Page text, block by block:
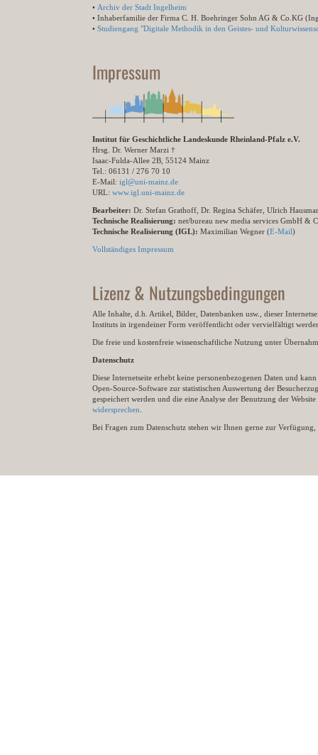
• Archiv der Stadt Ingelheim
• Inhaberfamilie der Firma C. H. Boehringer Sohn AG & Co.KG
• Studiengang "Digitale Methodik in den Geistes- und
Impressum
Institut für Geschichtliche Landeskunde Rheinland-Pfalz e.V.
Hrsg. Dr. Werner Marzi †
Isaac-Fulda-Allee 2B, 55124 Mainz
Tel.: 06131 / 276 70 10
E-Mail: igl@uni-mainz.de
URL: www.igl.uni-mainz.de
Bearbeiter: Dr. Stefan Grathoff, Dr. Regina Schäfer, Ulrich
Technische Realisierung: net/bureau new media services GmbH &
Technische Realisierung (IGL): Maximilian Wegner (E-Mail)
Vollständiges Impressum
Lizenz & Nutzungsbedingungen
Alle Inhalte, d.h. Artikel, Bilder, Datenbanken usw., dieser
Instituts in irgendeiner Form veröffentlicht oder vervielfältigt
Die freie und kostenfreie wissenschaftliche Nutzung unter
Datenschutz
Diese Internetseite erhebt keine personenbezogenen Daten und
Open-Source-Software zur statistischen Auswertung der
gespeichert werden und die eine Analyse der Benutzung der
widersprechen
Bei Fragen zum Datenschutz stehen wir Ihnen gerne zur